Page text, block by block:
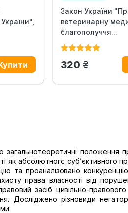
Закон України
ветеринарну
благополуччя...
320 грн.
загальнотеоретичні положення
як абсолютного суб’єктивного
та проаналізовано
права власності від
засіб цивільно-
Досліджено різновиди